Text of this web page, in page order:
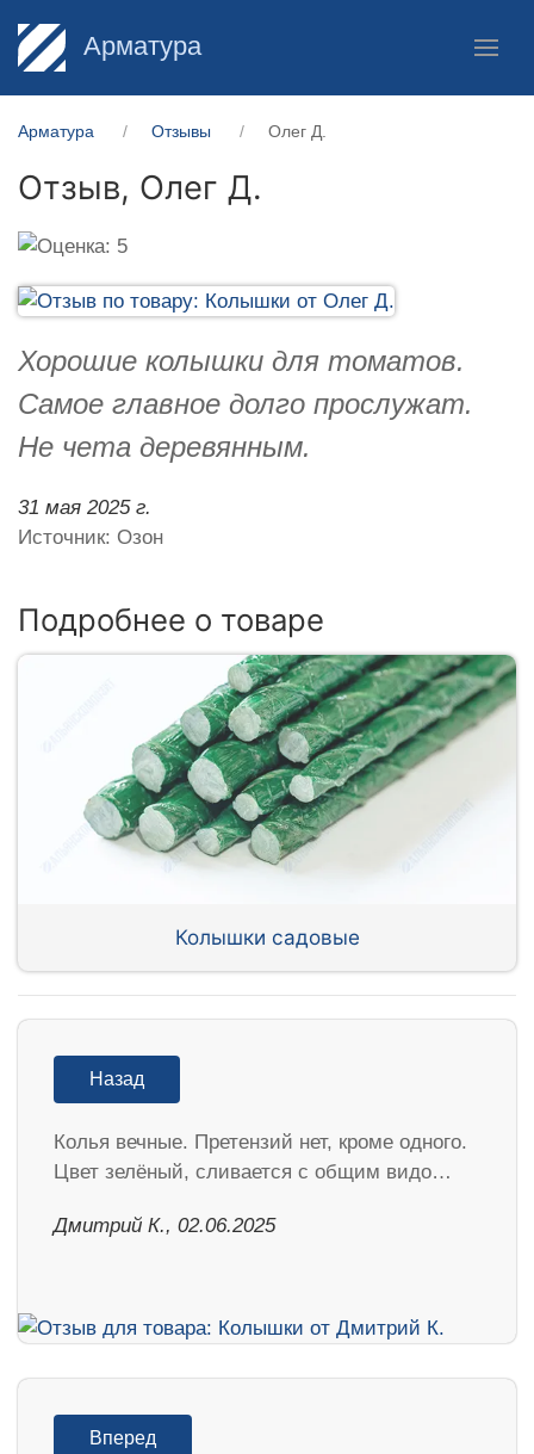
Арматура
Арматура Отзывы Олег Д.
Отзыв, Олег Д.
Хорошие колышки для томатов.
Самое главное долго прослужат.
Не чета деревянным.
31 мая 2025 г.
Источник: Озон
Подробнее о товаре
Колышки садовые
Назад
Колья вечные. Претензий нет, кроме одного.
Цвет зелёный, сливается с общим видо…
Дмитрий К., 02.06.2025
Вперед